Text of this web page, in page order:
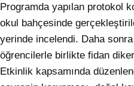
Programda yapılan protokol
okul bahçesinde
yerinde incelendi. Daha
öğrencilerle birlikte fidan
Etkinlik kapsamında